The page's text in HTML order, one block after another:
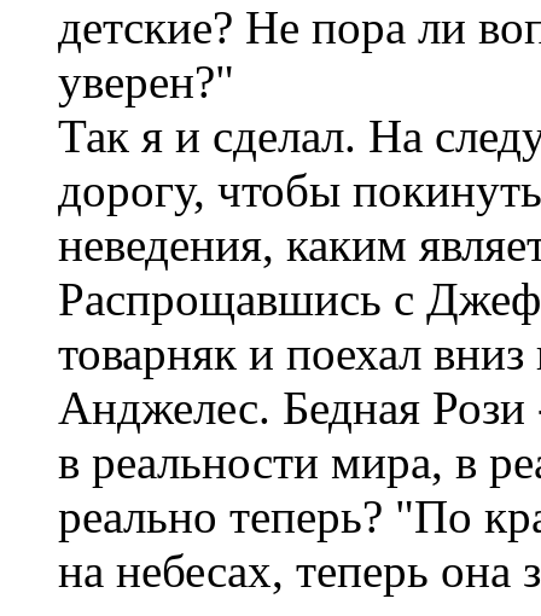
детские? Не пора ли
уверен?"
Так я и сделал. На
дорогу, чтобы
неведения, каким
Распрощавшись с
товарняк и поехал
Анджелес. Бедная
в реальности мира, в
реально теперь? "По
на небесах, теперь она